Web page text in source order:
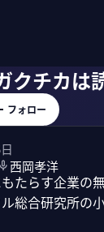
クチカは
フォロー
西岡孝洋
たらす企業の
総合研究所の